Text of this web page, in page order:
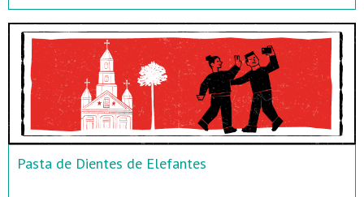
Pasta de Dientes de Elefantes